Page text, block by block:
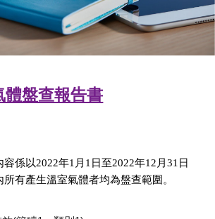
盤查報告書
容係以2022年1 月 1 日至2022年12 月31 日
有產生溫室氣體者均為盤查範圍。